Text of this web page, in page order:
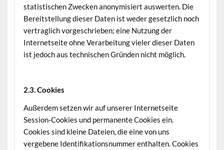
statistischen Zwecken anonymisiert auswerten. Die
Bereitstellung dieser Daten ist weder gesetzlich noch
vertraglich vorgeschrieben; eine Nutzung der
Internetseite ohne Verarbeitung vieler dieser Daten
ist jedoch aus technischen Gründen nicht möglich.
2.3. Cookies
Außerdem setzen wir auf unserer Internetseite
Session-Cookies und permanente Cookies ein.
Cookies sind kleine Dateien, die eine von uns
vergebene Identifikationsnummer enthalten. Cookies